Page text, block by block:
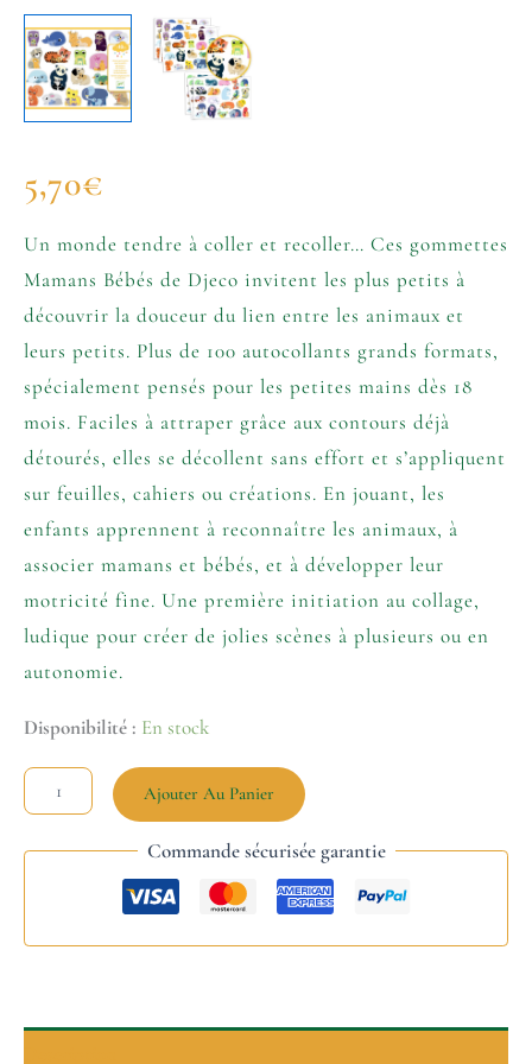
5,70€
Un monde tendre à coller et recoller… Ces gommettes
Mamans Bébés de Djeco invitent les plus petits à
découvrir la douceur du lien entre les animaux et
leurs petits. Plus de 100 autocollants grands formats,
spécialement pensés pour les petites mains dès 18
mois. Faciles à attraper grâce aux contours déjà
détourés, elles se décollent sans effort et s’appliquent
sur feuilles, cahiers ou créations. En jouant, les
enfants apprennent à reconnaître les animaux, à
associer mamans et bébés, et à développer leur
motricité fine. Une première initiation au collage,
ludique pour créer de jolies scènes à plusieurs ou en
autonomie.
Disponibilité : En stock
Ajouter Au Panier
Commande sécurisée garantie